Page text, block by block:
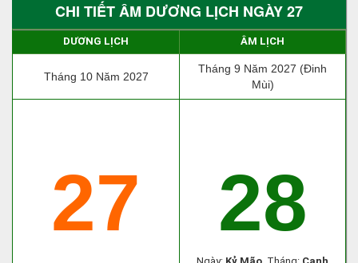
CHI TIẾT ÂM DƯƠNG LỊCH NGÀY 27
DƯƠNG LỊCH ÂM LỊCH
Tháng 10 Năm 2027
Tháng 9 Năm 2027 (Đinh
Mùi)
27 28